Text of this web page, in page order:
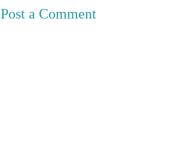
Post a Comment